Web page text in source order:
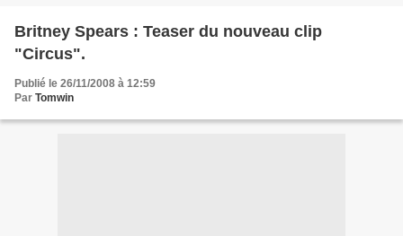
Britney Spears : Teaser du nouveau clip
"Circus".
Publié le 26/11/2008 à 12:59
Par Tomwin